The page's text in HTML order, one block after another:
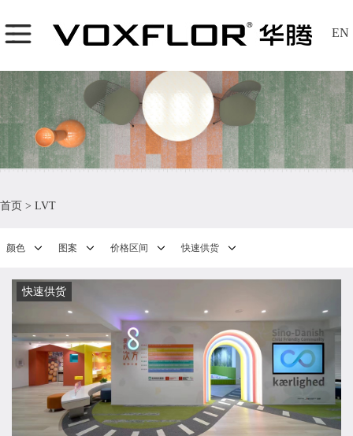
EN
首页 > LVT
颜色 图案 价格区间 快速供货
快速供货